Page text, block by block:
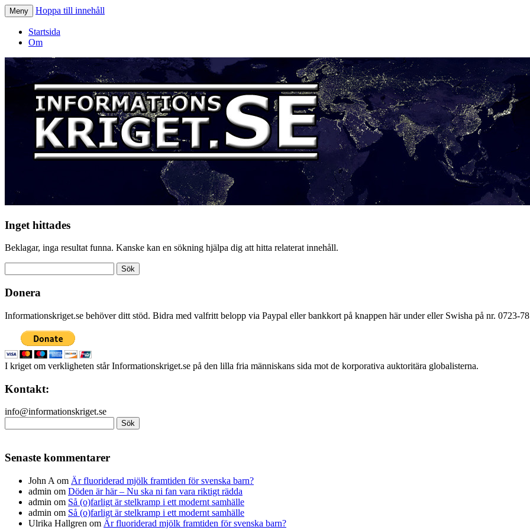
Informationskriget.se
Meny Hoppa till innehåll
Startsida
Om
Inget hittades
Beklagar, inga resultat funna. Kanske kan en sökning hjälpa dig att hitta relaterat innehåll.
efter:
Donera
Informationskriget.se behöver ditt stöd. Bidra med valfritt belopp via Paypal eller bankkort på knappen här under eller Swisha på nr. 0723-
I kriget om verkligheten står Informationskriget.se på den lilla fria människans sida mot de korporativa auktoritära globalisterna.
Kontakt:
info@informationskriget.se
efter:
Senaste kommentarer
John A om Är fluoriderad mjölk framtiden för svenska barn?
admin om Döden är här – Nu ska ni fan vara riktigt rädda
admin om Så (o)farligt är stelkramp i ett modernt samhälle
admin om Så (o)farligt är stelkramp i ett modernt samhälle
Ulrika Hallgren om Är fluoriderad mjölk framtiden för svenska barn?